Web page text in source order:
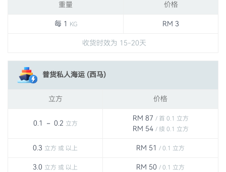
重量 价格
每 1 KG RM 3
收货时效为 15-20天
普货私人海运 (西马)
立方 价格
0.1 － 0.2 立方
RM 87 / 首 0.1 立方
RM 54 / 续 0.1 立方
0.3 立方 或 以上 RM 51 / 0.1 立方
3.0 立方 或 以上 RM 50 / 0.1 立方